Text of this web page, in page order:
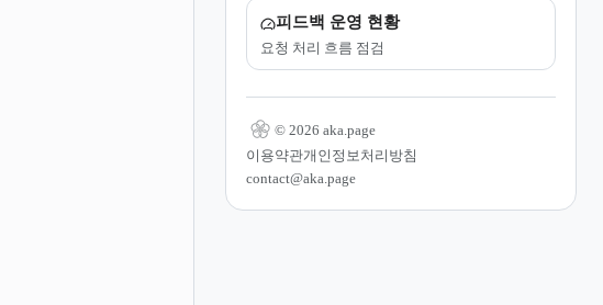
피드백 운영 현황
요청 처리 흐름 점검
© 2026 aka.page
이용약관개인정보처리방침
contact@aka.page